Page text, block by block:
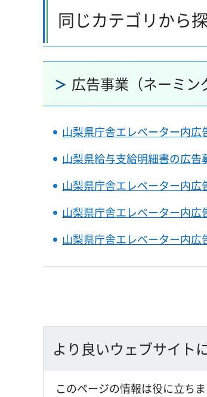
同じカテゴリから
広告事業（ネーミ
山梨県庁舎エレベーター内
山梨県給与支給明細書の広
山梨県庁舎エレベーター内広
山梨県庁舎エレベーター内広
山梨県庁舎エレベーター内広
より良いウェブサイト
このページの情報は役に立ち